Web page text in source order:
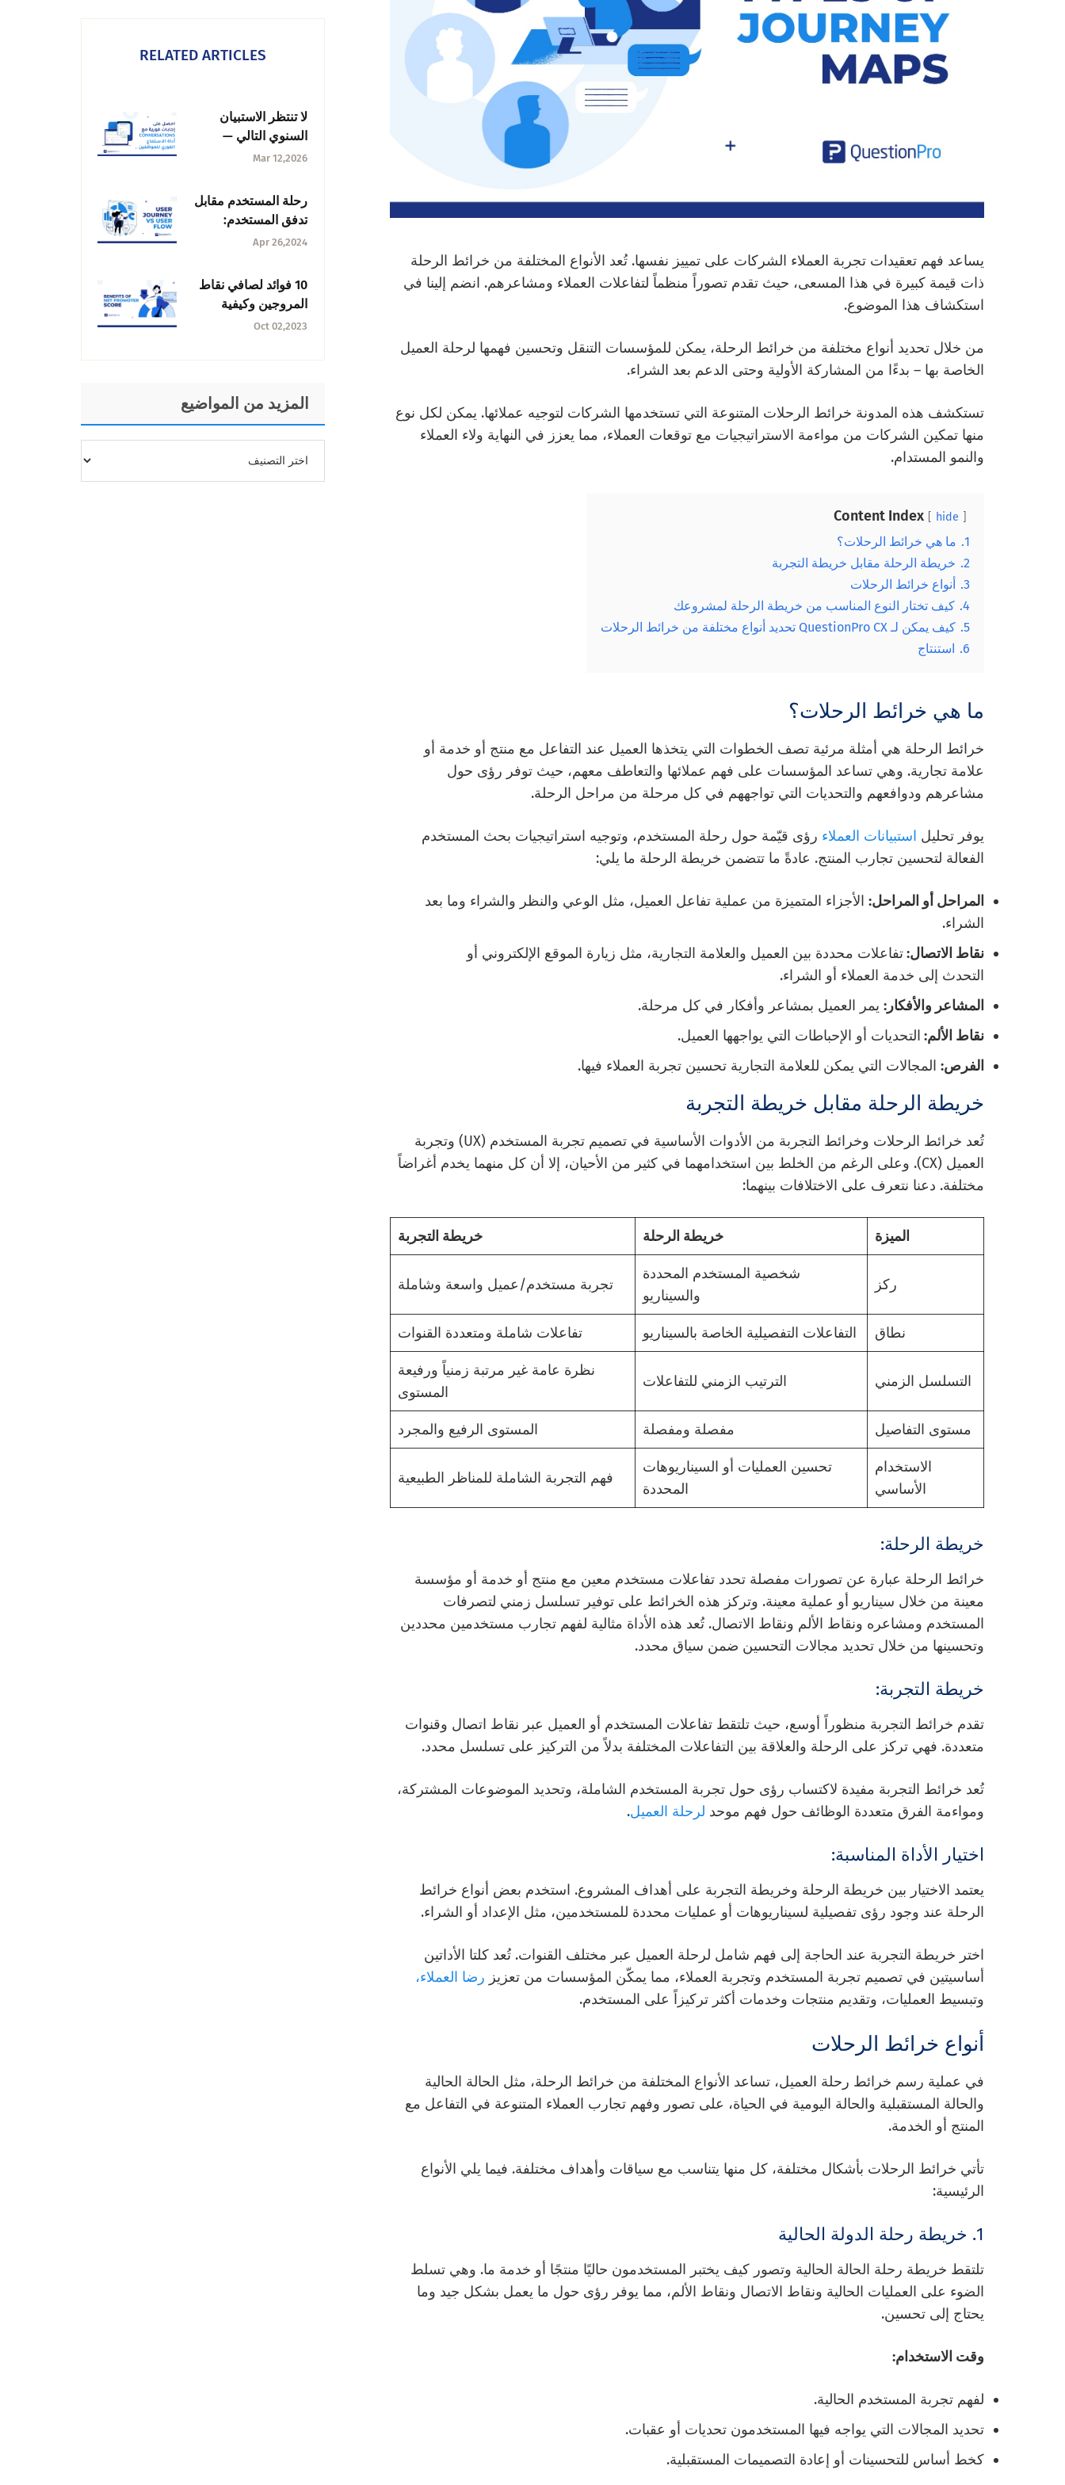
يساعد فهم تعقيدات تجربة العملاء الشركات على تمييز نفسها. تُعد الأنواع المختلفة من خرائط الرحلة
ذات قيمة كبيرة في هذا المسعى، حيث تقدم تصوراً منظماً لتفاعلات العملاء ومشاعرهم. انضم إلينا في
استكشاف هذا الموضوع.
من خلال تحديد أنواع مختلفة من خرائط الرحلة، يمكن للمؤسسات التنقل وتحسين فهمها لرحلة العميل
الخاصة بها – بدءًا من المشاركة الأولية وحتى الدعم بعد الشراء.
تستكشف هذه المدونة خرائط الرحلات المتنوعة التي تستخدمها الشركات لتوجيه عملائها. يمكن لكل نوع
منها تمكين الشركات من مواءمة الاستراتيجيات مع توقعات العملاء، مما يعزز في النهاية ولاء العملاء
والنمو المستدام.
Content Index hide
1. ما هي خرائط الرحلات؟
2. خريطة الرحلة مقابل خريطة التجربة
3. أنواع خرائط الرحلات
4. كيف تختار النوع المناسب من خريطة الرحلة لمشروعك
5. كيف يمكن لـ QuestionPro CX تحديد أنواع مختلفة من خرائط الرحلات
6.
استنتاج
ما هي خرائط الرحلات؟
خرائط الرحلة هي أمثلة مرئية تصف الخطوات التي يتخذها العميل عند التفاعل مع منتج أو خدمة أو
علامة تجارية. وهي تساعد المؤسسات على فهم عملائها والتعاطف معهم، حيث توفر رؤى حول
مشاعرهم ودوافعهم والتحديات التي تواجههم في كل مرحلة من مراحل الرحلة.
يوفر تحليل استبيانات العملاء رؤى قيّمة حول رحلة المستخدم، وتوجيه استراتيجيات بحث المستخدم
الفعالة لتحسين تجارب المنتج. عادةً ما تتضمن خريطة الرحلة ما يلي:
المراحل أو المراحل: الأجزاء المتميزة من عملية تفاعل العميل، مثل الوعي والنظر والشراء وما بعد
الشراء.
نقاط الاتصال:تفاعلات محددة بين العميل والعلامة التجارية، مثل زيارة الموقع الإلكتروني أو
التحدث إلى خدمة العملاء أو الشراء.
المشاعر والأفكار: يمر العميل بمشاعر وأفكار في كل مرحلة.
نقاط الألم: التحديات أو الإحباطات التي يواجهها العميل.
الفرص: المجالات التي يمكن للعلامة التجارية تحسين تجربة العملاء فيها.
خريطة الرحلة مقابل خريطة التجربة
تُعد خرائط الرحلات وخرائط التجربة من الأدوات الأساسية في تصميم تجربة المستخدم (UX) وتجربة
العميل (CX). وعلى الرغم من الخلط بين استخدامهما في كثير من الأحيان، إلا أن كل منهما يخدم أغراضاً
مختلفة. دعنا نتعرف على الاختلافات بينهما:
الميزة خريطة الرحلة خريطة التجربة
ركز
شخصية المستخدم المحددة
والسيناريو
تجربة مستخدم/عميل واسعة وشاملة
نطاق التفاعلات التفصيلية الخاصة بالسيناريو تفاعلات شاملة ومتعددة القنوات
التسلسل الزمني الترتيب الزمني للتفاعلات
نظرة عامة غير مرتبة زمنياً ورفيعة
المستوى
مستوى التفاصيل مفصلة ومفصلة المستوى الرفيع والمجرد
الاستخدام
الأساسي
تحسين العمليات أو السيناريوهات
المحددة
فهم التجربة الشاملة للمناظر الطبيعية
خريطة الرحلة:
خرائط الرحلة عبارة عن تصورات مفصلة تحدد تفاعلات مستخدم معين مع منتج أو خدمة أو مؤسسة
معينة من خلال سيناريو أو عملية معينة. وتركز هذه الخرائط على توفير تسلسل زمني لتصرفات
المستخدم ومشاعره ونقاط الألم ونقاط الاتصال. تُعد هذه الأداة مثالية لفهم تجارب مستخدمين محددين
وتحسينها من خلال تحديد مجالات التحسين ضمن سياق محدد.
خريطة التجربة:
تقدم خرائط التجربة منظوراً أوسع، حيث تلتقط تفاعلات المستخدم أو العميل عبر نقاط اتصال وقنوات
متعددة. فهي تركز على الرحلة والعلاقة بين التفاعلات المختلفة بدلاً من التركيز على تسلسل محدد.
تُعد خرائط التجربة مفيدة لاكتساب رؤى حول تجربة المستخدم الشاملة، وتحديد الموضوعات المشتركة،
ومواءمة الفرق متعددة الوظائف حول فهم موحد لرحلة العميل.
اختيار الأداة المناسبة:
يعتمد الاختيار بين خريطة الرحلة وخريطة التجربة على أهداف المشروع. استخدم بعض أنواع خرائط
الرحلة عند وجود رؤى تفصيلية لسيناريوهات أو عمليات محددة للمستخدمين، مثل الإعداد أو الشراء.
اختر خريطة التجربة عند الحاجة إلى فهم شامل لرحلة العميل عبر مختلف القنوات. تُعد كلتا الأداتين
أساسيتين في تصميم تجربة المستخدم وتجربة العملاء، مما يمكّن المؤسسات من تعزيز رضا العملاء،
وتبسيط العمليات، وتقديم منتجات وخدمات أكثر تركيزاً على المستخدم.
أنواع خرائط الرحلات
في عملية رسم خرائط رحلة العميل، تساعد الأنواع المختلفة من خرائط الرحلة، مثل الحالة الحالية
والحالة المستقبلية والحالة اليومية في الحياة، على تصور وفهم تجارب العملاء المتنوعة في التفاعل مع
المنتج أو الخدمة.
تأتي خرائط الرحلات بأشكال مختلفة، كل منها يتناسب مع سياقات وأهداف مختلفة. فيما يلي الأنواع
الرئيسية:
1. خريطة رحلة الدولة الحالية
تلتقط خريطة رحلة الحالة الحالية وتصور كيف يختبر المستخدمون حاليًا منتجًا أو خدمة ما. وهي تسلط
الضوء على العمليات الحالية ونقاط الاتصال ونقاط الألم، مما يوفر رؤى حول ما يعمل بشكل جيد وما
يحتاج إلى تحسين.
وقت الاستخدام:
لفهم تجربة المستخدم الحالية.
تحديد المجالات التي يواجه فيها المستخدمون تحديات أو عقبات.
كخط أساس للتحسينات أو إعادة التصميمات المستقبلية.
RELATED ARTICLES
لا تنتظر الاستبيان
السنوي التالي —
احصل على إجابات
Conversations أداة
الاستماع الفوري
للموظفين
Mar 12,2026
رحلة المستخدم مقابل
تدفق المستخدم:
الاختلافات وأوجه
Apr 26,2024
10 فوائد لصافي نقاط
المروجين وكيفية
تعظيم الاستفادة منها
Oct 02,2023
المزيد من المواضيع
المواضيع